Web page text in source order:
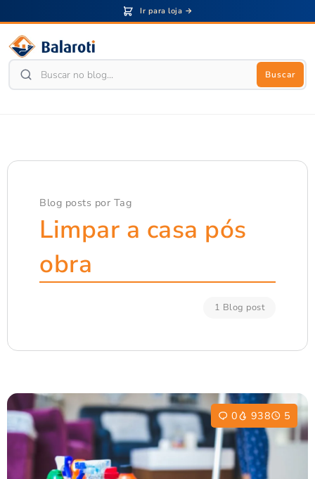
Ir para loja →
Buscar
Blog posts por Tag
Limpar a casa pós
obra
1 Blog post
0 938 5